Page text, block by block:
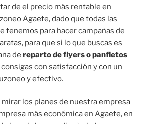
de el precio más rentable en
Agaete, dado que todas las
tenemos para hacer campañas de
para que si lo que buscas es
de reparto de flyers o panfletos
consigas con satisfacción y con un
y efectivo.
mirar los planes de nuestra empresa
más económica en Agaete, en